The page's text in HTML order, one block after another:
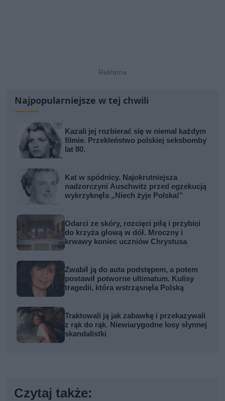
Najpopularniejsze w tej chwili
Kazali jej rozbierać się w niemal każdym
filmie. Przekleństwo polskiej seksbomby
lat 80.
Kat w spódnicy. Najokrutniejsza
nadzorczyni Auschwitz przed egzekucją
wykrzyknęła „Niech żyje Polska!”
Odarci ze skóry, rozcięci piłą i przybici
do krzyża głową w dół. Mroczny i
krwawy koniec uczniów Chrystusa
Zwabił ją do auta podstępem, a potem
postawił potworne ultimatum. Kulisy
tragedii, która wstrząsnęła Polską
Traktowali ją jak zabawkę i przekazywali
z rąk do rąk. Niewiarygodne losy słynnej
skandalistki
Czytaj także: